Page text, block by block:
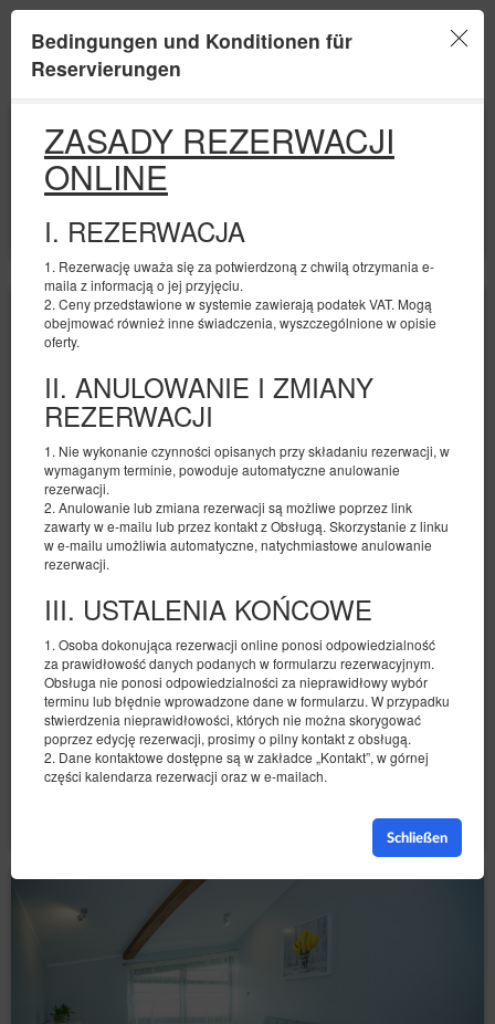
Bedingungen und Konditionen für
Reservierungen
ZASADY REZERWACJI
ONLINE
I. REZERWACJA
1. Rezerwację uważa się za potwierdzoną z chwilą otrzymania e-
maila z informacją o jej przyjęciu.
2. Ceny przedstawione w systemie zawierają podatek VAT. Mogą
obejmować również inne świadczenia, wyszczególnione w opisie
oferty.
II. ANULOWANIE I ZMIANY
REZERWACJI
1. Nie wykonanie czynności opisanych przy składaniu rezerwacji, w
wymaganym terminie, powoduje automatyczne anulowanie
rezerwacji.
2. Anulowanie lub zmiana rezerwacji są możliwe poprzez link
zawarty w e-mailu lub przez kontakt z Obsługą. Skorzystanie z linku
w e-mailu umożliwia automatyczne, natychmiastowe anulowanie
rezerwacji.
III. USTALENIA KOŃCOWE
1. Osoba dokonująca rezerwacji online ponosi odpowiedzialność
za prawidłowość danych podanych w formularzu rezerwacyjnym.
Obsługa nie ponosi odpowiedzialności za nieprawidłowy wybór
terminu lub błędnie wprowadzone dane w formularzu. W przypadku
stwierdzenia nieprawidłowości, których nie można skorygować
poprzez edycję rezerwacji, prosimy o pilny kontakt z obsługą.
2. Dane kontaktowe dostępne są w zakładce „Kontakt”, w górnej
części kalendarza rezerwacji oraz w e-mailach.
Schließen
07
AUGUST
2026
08
AUGUST
2026
Studio with a terrace
Verfügbare Nummer: 1
2 Personen
Größe 32,00 m 2
1 Schlafzimmer
428,45 zł
2 Personen / 1 Nacht
Teilen Details Verfügbarkeit prüfen